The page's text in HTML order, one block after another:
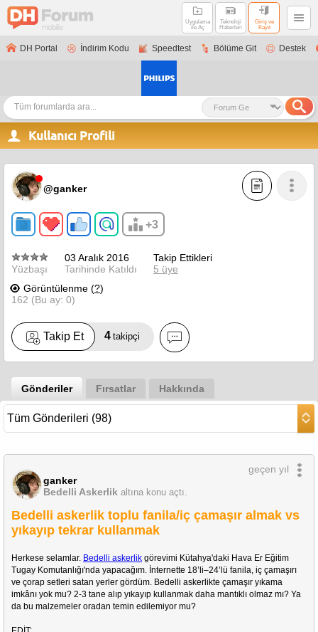
Uygulama
ile Aç
Teknoloji
Haberleri
Giriş ve
Kayıt
DH Portal İndirim Kodu Speedtest Bölüme Git Destek
Kullanıcı Profili
@ganker
+3
Yüzbaşı
03 Aralık 2016
Tarihinde Katıldı
Takip Ettikleri
5 üye
Görüntülenme (?)
162 (Bu ay: 0)
Takip Et 4 takipçi
Gönderiler Fırsatlar Hakkında
ganker
Bedelli Askerlik altına konu açtı.
geçen yıl
Bedelli askerlik toplu fanila/iç çamaşır almak vs
yıkayıp tekrar kullanmak
Herkese selamlar. Bedelli askerlik görevimi Kütahya'daki Hava Er Eğitim
Tugay Komutanlığı'nda yapacağım. İnternette 18’li–24’lü fanila, iç çamaşırı
ve çorap setleri satan yerler gördüm. Bedelli askerlikte çamaşır yıkama
imkânı yok mu? 2-3 tane alıp yıkayıp kullanmak daha mantıklı olmaz mı? Ya
da bu malzemeler oradan temin edilemiyor mu?